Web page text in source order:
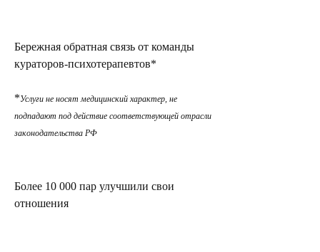
Бережная обратная связь от команды
кураторов-психотерапевтов*
*Услуги не носят медицинский характер, не
подпадают под действие соответствующей отрасли
законодательства РФ
Более 10 000 пар улучшили свои
отношения